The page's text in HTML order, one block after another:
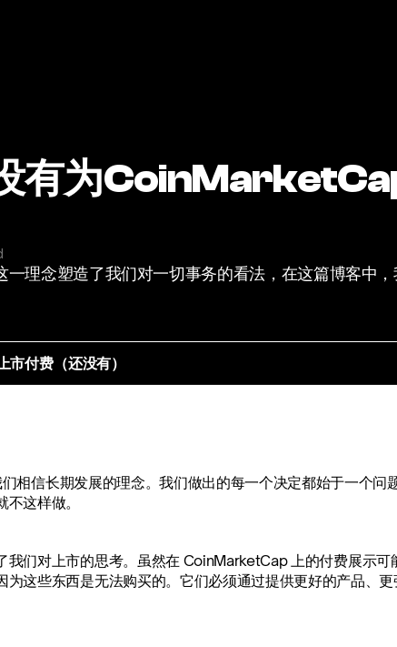
有为
理念塑造了我们对一切事务的看法，在这篇博客中
付费（还没有）
相信长期发展的理念。我们做出的每一个决定都始于一个问
这样做。
我们对上市的思考。虽然在 CoinMarketCap 上的付费展示
为这些东西是无法购买的。它们必须通过提供更好的产品、